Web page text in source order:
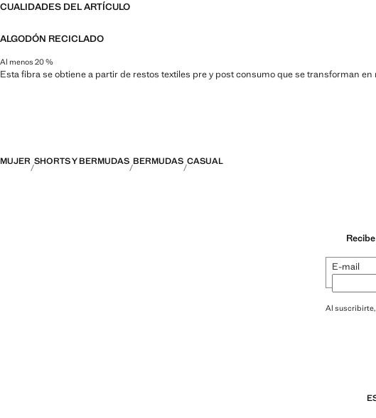
CUALIDADES DEL ARTÍCULO
ALGODÓN RECICLADO
Al menos 20 %
Esta fibra se obtiene a partir de restos textiles pre y post consumo que se transforman en
MUJER SHORTS Y BERMUDAS BERMUDAS CASUAL
E-mail
Al suscribirte,